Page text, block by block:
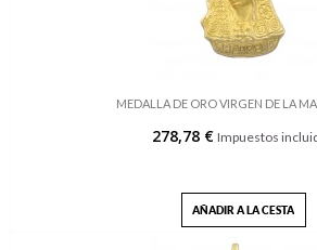
MEDALLA DE ORO VIRGEN DE LA
278,78 € Impuestos
AÑADIR A LA CESTA